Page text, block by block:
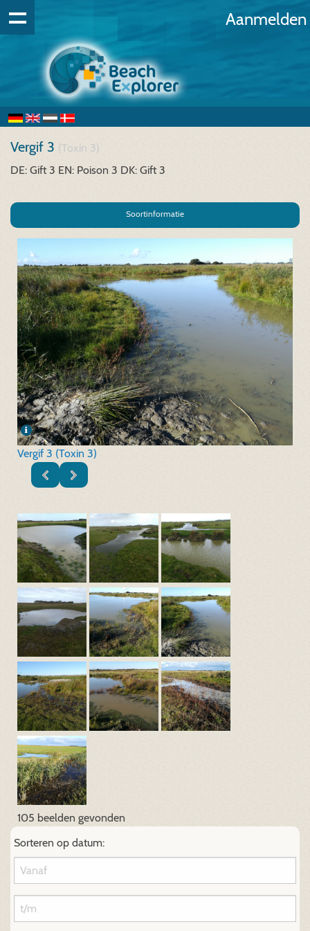
Aanmelden
Vergif 3 (Toxin 3)
DE: Gift 3 EN: Poison 3 DK: Gift 3
Soortinformatie
Vergif 3 (Toxin 3)
105 beelden gevonden
Sorteren op datum: